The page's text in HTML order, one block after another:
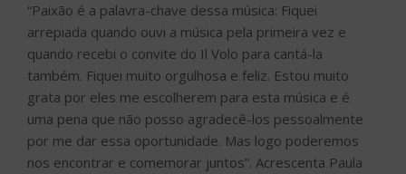
“Paixão é a palavra-chave dessa música: Fiquei
arrepiada quando ouvi a música pela primeira vez e
quando recebi o convite do Il Volo para cantá-la
também. Fiquei muito orgulhosa e feliz. Estou muito
grata por eles me escolherem para esta música e é
uma pena que não posso agradecê-los pessoalmente
por me dar essa oportunidade. Mas logo poderemos
nos encontrar e comemorar juntos”. Acrescenta Paula